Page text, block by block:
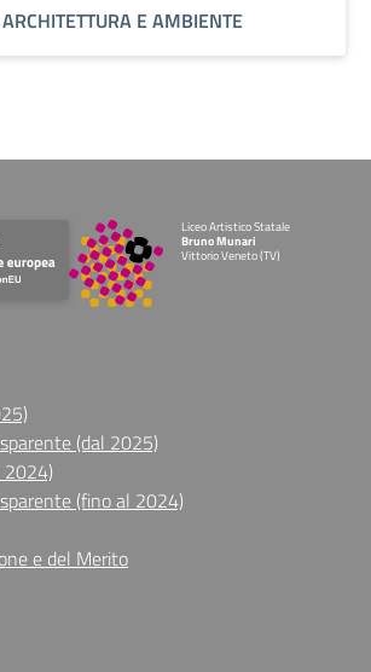
E AMBIENTE
Liceo Artistico Statale
Bruno Munari
Vittorio Veneto (TV)
(dal 2025)
(fino al 2024)
e del Merito